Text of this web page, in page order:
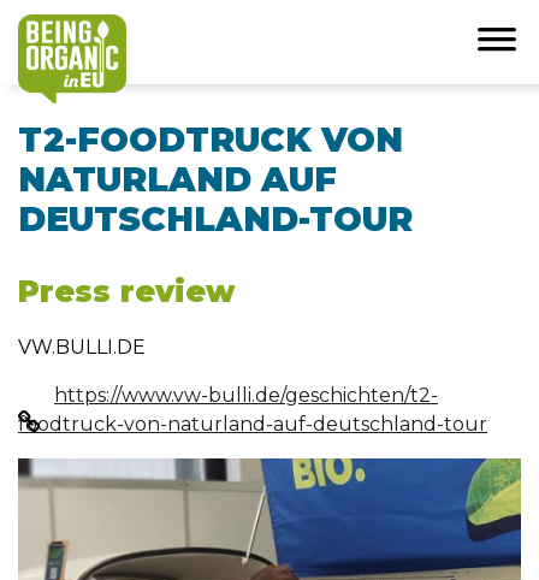
T2-FOODTRUCK VON
NATURLAND AUF
DEUTSCHLAND-TOUR
Press review
VW.BULLI.DE
https://www.vw-bulli.de/geschichten/t2-
foodtruck-von-naturland-auf-deutschland-tour